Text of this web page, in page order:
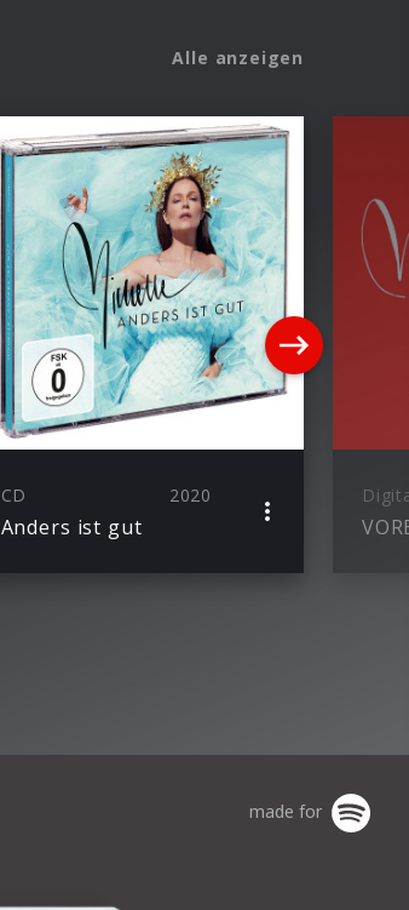
Alle anzeigen
CD 2020
Anders ist gut